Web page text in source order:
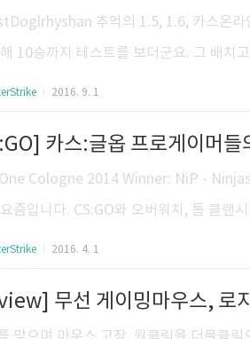
있다. 이곳 저곳 서로 다른 주제로 이야
. 파일전송, 개인화된 다양한 스크립트
추억의 1.5, 1.6, 카스온라
10승까지 테스트를 보더군요. 그 배
막 라운드의 프랙입니다. 1 - Win 2 -
무, 운 좋게도 무패! [Counter-Strike
게이머들의 마우스는? 키보드, 모니터,
2016. 9. 1
One Cologne 2014 Winner: NiP -
즘입니다. CS:GO와 오버워치, 톰 클랜
of the Year 2014
요. 익스 3.0을 다시 구매하자니 애매하
폴링레이트, 가속 사용여부, 키보드, 헤드
2016. 4. 1
무선 게이밍마우스,